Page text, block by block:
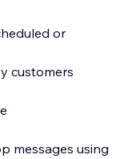
or
customers
messages using